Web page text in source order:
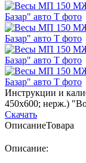
Инструкции и
450х600; нерж.)
Скачать
ОписаниеТовара
Описание: